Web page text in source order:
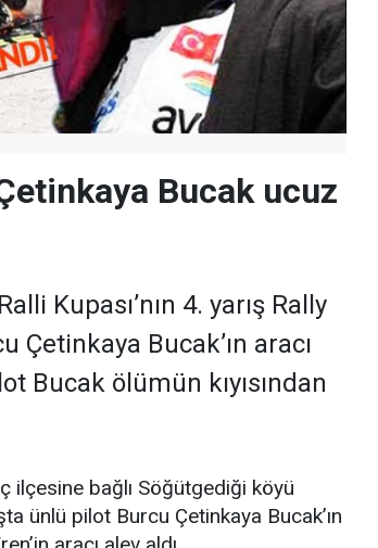
Bucak ucuz
Kupası’nın 4. yarış Rally
Çetinkaya Bucak’ın aracı
Bucak ölümün kıyısından
ilçesine bağlı Söğütgediği köyü
ünlü pilot Burcu Çetinkaya Bucak’ın